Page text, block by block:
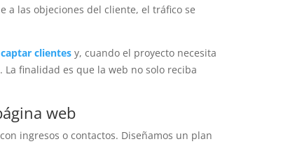
a las objeciones del cliente, el tráfico se
clientes y, cuando el proyecto necesita
. La finalidad es que la web no solo reciba
web
ingresos o contactos. Diseñamos un plan